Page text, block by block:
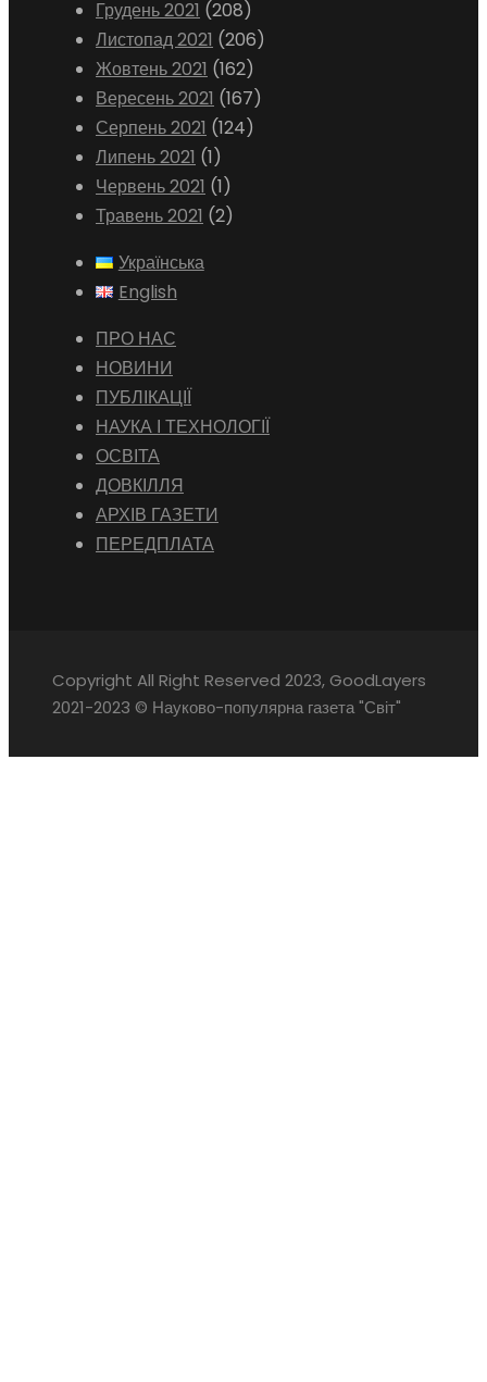
Грудень 2021 (208)
Листопад 2021 (206)
Жовтень 2021 (162)
Вересень 2021 (167)
Серпень 2021 (124)
Липень 2021 (1)
Червень 2021 (1)
Травень 2021 (2)
Українська
English
ПРО НАС
НОВИНИ
ПУБЛІКАЦІЇ
НАУКА І ТЕХНОЛОГІЇ
ОСВІТА
ДОВКІЛЛЯ
АРХІВ ГАЗЕТИ
ПЕРЕДПЛАТА
Copyright All Right Reserved 2023, GoodLayers
2021-2023 © Науково-популярна газета "Світ"